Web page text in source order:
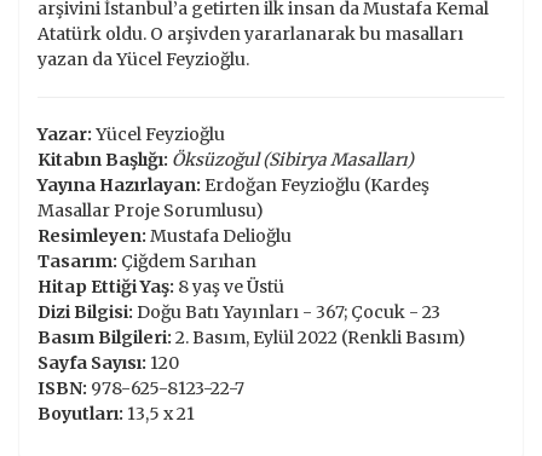
arşivini İstanbul’a getirten ilk insan da Mustafa Kemal
Atatürk oldu. O arşivden yararlanarak bu masalları
yazan da Yücel Feyzioğlu.
Yazar: Yücel Feyzioğlu
Kitabın Başlığı: Öksüzoğul (Sibirya Masalları)
Yayına Hazırlayan: Erdoğan Feyzioğlu (Kardeş
Masallar Proje Sorumlusu)
Resimleyen: Mustafa Delioğlu
Tasarım: Çiğdem Sarıhan
Hitap Ettiği Yaş: 8 yaş ve Üstü
Dizi Bilgisi: Doğu Batı Yayınları - 367; Çocuk - 23
Basım Bilgileri: 2. Basım, Eylül 2022 (Renkli Basım)
Sayfa Sayısı: 120
ISBN: 978-625-8123-22-7
Boyutları: 13,5 x 21